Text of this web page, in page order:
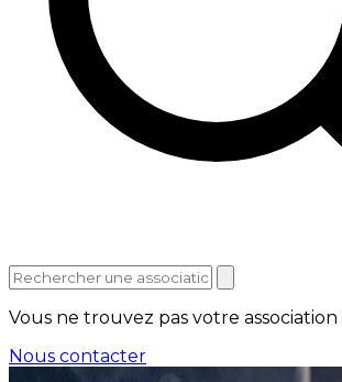
Vous ne trouvez pas votre association
Nous contacter